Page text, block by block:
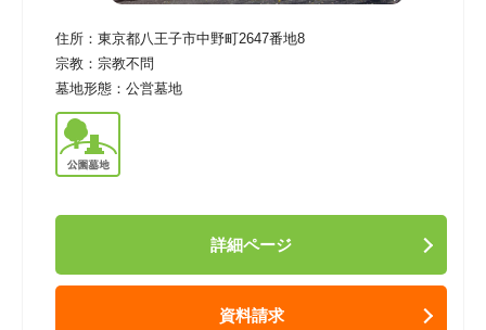
住所： 東京都八王子市中野町2647番地8
宗教： 宗教不問
墓地形態： 公営墓地
詳細ページ
資料請求